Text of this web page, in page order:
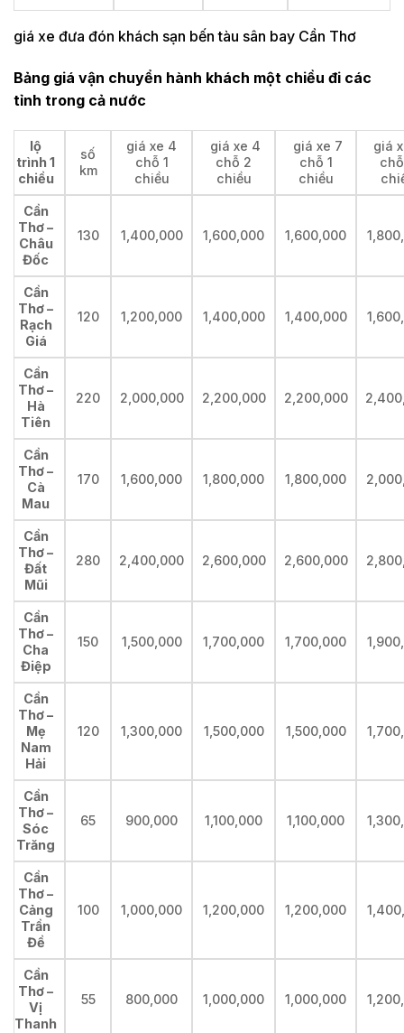
giá xe đưa đón khách sạn bến tàu sân bay Cần Thơ
Bảng giá vận chuyển hành khách một chiều đi các
tỉnh trong cả nước
lộ
trình 1
chiều
số
km
giá xe 4
chỗ 1
chiều
giá xe 4
chỗ 2
chiều
giá xe 7
chỗ 1
chiều
giá
Cần
Thơ –
Châu
Đốc
130 1,400,000 1,600,000 1,600,000
Cần
Thơ –
Rạch
Giá
120 1,200,000 1,400,000 1,400,000
Cần
Thơ –
Hà
Tiên
220 2,000,000 2,200,000 2,200,000
Cần
Thơ –
Cà
Mau
170 1,600,000 1,800,000 1,800,000
Cần
Thơ –
Đất
Mũi
280 2,400,000 2,600,000 2,600,000
Cần
Thơ –
Cha
Điệp
150 1,500,000 1,700,000 1,700,000
Cần
Thơ –
Mẹ
Nam
Hải
120 1,300,000 1,500,000 1,500,000
Cần
Thơ –
Sóc
Trăng
65 900,000 1,100,000 1,100,000
Cần
Thơ –
Cảng
Trần
Đề
100 1,000,000 1,200,000 1,200,000
Cần
Thơ –
Vị
Thanh
55 800,000 1,000,000 1,000,000